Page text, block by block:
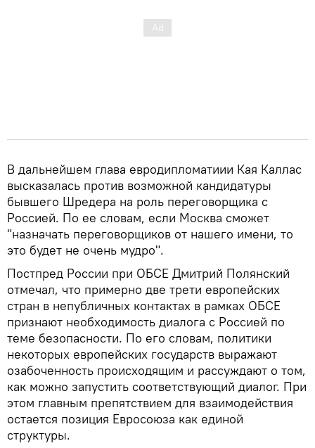
В дальнейшем глава евродипломатиии Кая Каллас
высказалась против возможной кандидатуры
бывшего Шредера на роль переговорщика с
Россией. По ее словам, если Москва сможет
"назначать переговорщиков от нашего имени, то
это будет не очень мудро".
Постпред России при ОБСЕ Дмитрий Полянский
отмечал, что примерно две трети европейских
стран в непубличных контактах в рамках ОБСЕ
признают необходимость диалога с Россией по
теме безопасности. По его словам, политики
некоторых европейских государств выражают
озабоченность происходящим и рассуждают о том,
как можно запустить соответствующий диалог. При
этом главным препятствием для взаимодействия
остается позиция Евросоюза как единой
структуры.